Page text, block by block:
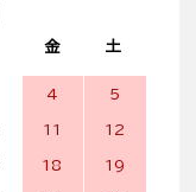
金 土
4 5
11 12
18 19